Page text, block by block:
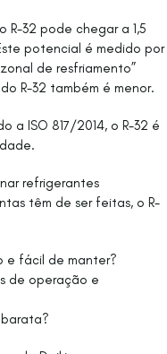
32 pode chegar a 1,5
potencial é medido por
de resfriamento”
R-32 também é menor.
a ISO 817/2014, o R-32 é
refrigerantes
têm de ser feitas, o R-
e fácil de manter?
de operação e